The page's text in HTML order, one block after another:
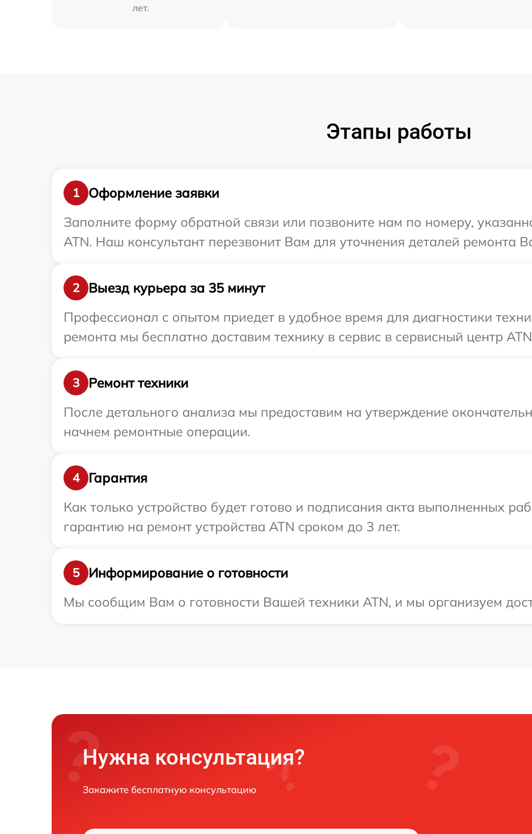
лет.
Этапы работы
1
Оформление заявки
Заполните форму обратной связи или позвоните нам по номеру,
ATN. Наш консультант перезвонит Вам для уточнения деталей ремонта
2
Выезд курьера за 35 минут
Профессионал с опытом приедет в удобное время для диагностики
ремонта мы бесплатно доставим технику в сервис в сервисный центр
3
Ремонт техники
После детального анализа мы предоставим на утверждение
начнем ремонтные операции.
4
Гарантия
Как только устройство будет готово и подписания акта выполненных
гарантию на ремонт устройства ATN сроком до 3 лет.
5
Информирование о готовности
Мы сообщим Вам о готовности Вашей техники ATN, и мы организуем
Нужна консультация?
Закажите бесплатную консультацию